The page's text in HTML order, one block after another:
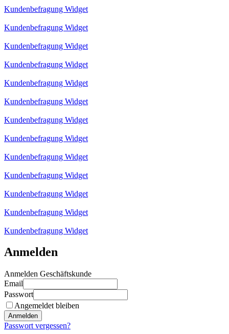
Kundenbefragung Widget
Kundenbefragung Widget
Kundenbefragung Widget
Kundenbefragung Widget
Kundenbefragung Widget
Kundenbefragung Widget
Kundenbefragung Widget
Kundenbefragung Widget
Kundenbefragung Widget
Kundenbefragung Widget
Kundenbefragung Widget
Kundenbefragung Widget
Kundenbefragung Widget
Anmelden
Anmelden Geschäftskunde
Email
Passwort
Angemeldet bleiben
Anmelden
Passwort vergessen?